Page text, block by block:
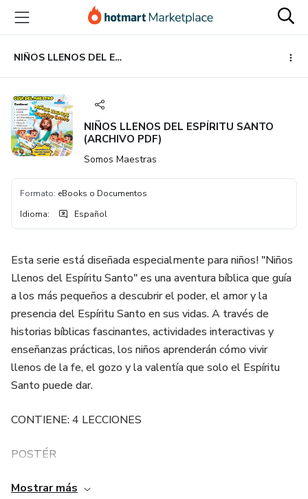
principal
página
de
página
NIÑOS LLENOS DEL ESPÍRITU SANTO (ARCHIVO PDF)
NIÑOS LLENOS DEL ESPÍRITU SANTO
(ARCHIVO PDF)
Somos Maestras
Formato: eBooks o Documentos
Idioma: Español
Esta serie está diseñada especialmente para niños! "Niños
Llenos del Espíritu Santo" es una aventura bíblica que guía
a los más pequeños a descubrir el poder, el amor y la
presencia del Espíritu Santo en sus vidas. A través de
historias bíblicas fascinantes, actividades interactivas y
enseñanzas prácticas, los niños aprenderán cómo vivir
llenos de la fe, el gozo y la valentía que solo el Espíritu
Santo puede dar.
CONTIENE: 4 LECCIONES
POSTÉR
ACTIVIDADES
Mostrar más